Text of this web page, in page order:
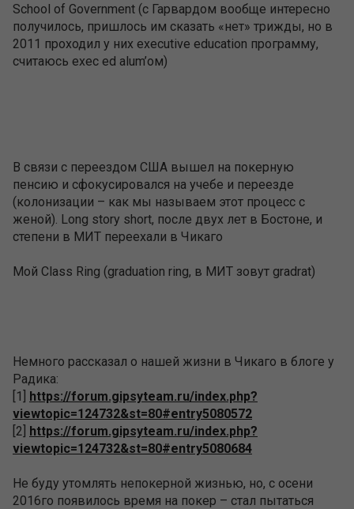
School of Government (с Гарвардом вообще интересно
получилось, пришлось им сказать «нет» трижды, но в
2011 проходил у них executive education программу,
считаюсь exec ed alum’ом)
В связи с переездом США вышел на покерную
пенсию и сфокусировался на учебе и переезде
(колонизации – как мы называем этот процесс с
женой). Long story short, после двух лет в Бостоне, и
степени в МИТ переехали в Чикаго
Мой Class Ring (graduation ring, в МИТ зовут gradrat)
Немного рассказал о нашей жизни в Чикаго в блоге у
Радика:
[1] https://forum.gipsyteam.ru/index.php?
viewtopic=124732&st=80#entry5080572
[2] https://forum.gipsyteam.ru/index.php?
viewtopic=124732&st=80#entry5080684
Не буду утомлять непокерной жизнью, но, с осени
2016го появилось время на покер – стал пытаться